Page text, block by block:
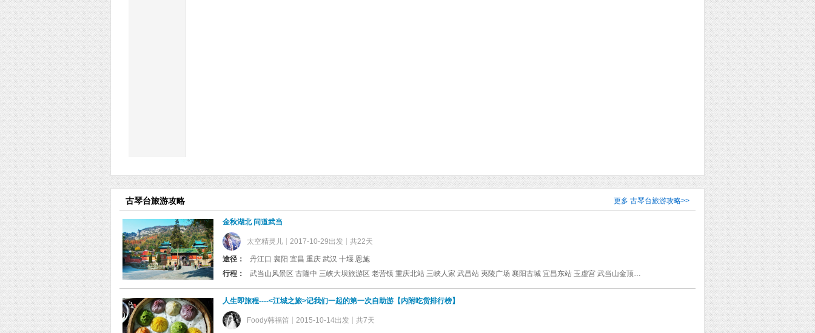
古琴台旅游攻略 更多 古琴台旅游攻略>>
金秋湖北 问道武当
太空精灵儿 2017-10-29出发 共22天
途径：
丹江口 襄阳 宜昌 重庆 武汉 十堰 恩施
行程：
武当山风景区 古隆中 三峡大坝旅游区 老营镇 重庆北站 三峡人家 武昌站 夷陵广场 襄阳古城 宜昌东站 玉虚宫 武当山金顶贵宾楼 户部巷 南岩宫 太子坡 湖北省博物馆 古德寺 古琴台 遇真宫 昙华林 归元禅寺 江汉路步行街 襄阳站 太和宫 南岩 紫霄宫 铁门关 三游洞 金顶 玄岳门 东湖磨山景区 武汉大学 晴川阁 榔梅祠 黄鹤楼 广德寺 三峡博物馆 元和观 东湖 楚河汉街 中央农民运动讲习所 龙华寺 汉口火车站 绿影壁 襄阳米公祠 中观 磨针井 冲虚庵 八仙观 龙水峡地缝 西陵峡风景区 金佛山 大足石刻
人生即旅程----<江城之旅>记我们一起的第一次自助游【内附吃货排行榜】
Foody韩福笛 2015-10-14出发 共7天